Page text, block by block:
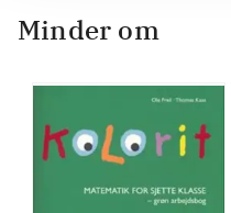
Minder om